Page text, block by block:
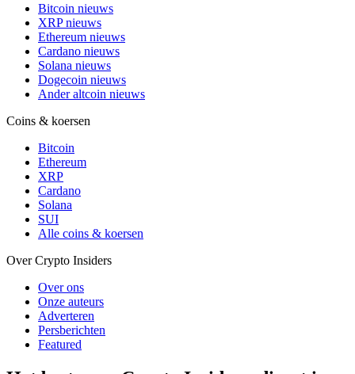
Bitcoin nieuws
XRP nieuws
Ethereum nieuws
Cardano nieuws
Solana nieuws
Dogecoin nieuws
Ander altcoin nieuws
Coins & koersen
Bitcoin
Ethereum
XRP
Cardano
Solana
SUI
Alle coins & koersen
Over Crypto Insiders
Over ons
Onze auteurs
Adverteren
Persberichten
Featured